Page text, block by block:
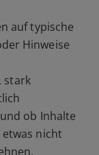
auf typische
Hinweise
stark
ob Inhalte
etwas nicht